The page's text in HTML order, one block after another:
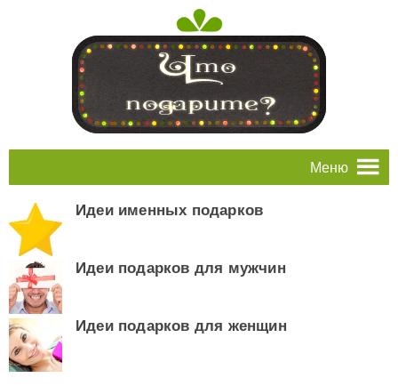
Меню
Идеи именных подарков
Идеи подарков для мужчин
Идеи подарков для женщин